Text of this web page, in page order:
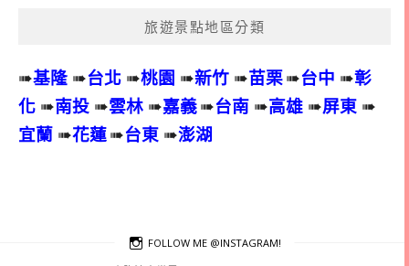
旅遊景點地區分類
➠基隆 ➠台北 ➠桃園 ➠新竹 ➠苗栗➠台中 ➠彰
化 ➠南投 ➠雲林 ➠嘉義➠台南 ➠高雄 ➠屏東 ➠
宜蘭 ➠花蓮➠台東 ➠澎湖
FOLLOW ME @INSTAGRAM!